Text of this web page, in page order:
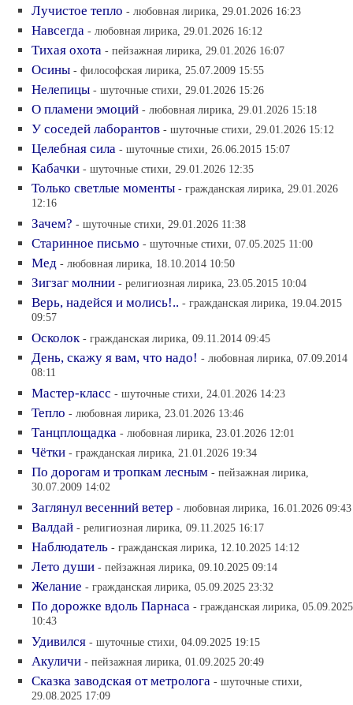
Лучистое тепло - любовная лирика, 29.01.2026 16:23
Навсегда - любовная лирика, 29.01.2026 16:12
Тихая охота - пейзажная лирика, 29.01.2026 16:07
Осины - философская лирика, 25.07.2009 15:55
Нелепицы - шуточные стихи, 29.01.2026 15:26
О пламени эмоций - любовная лирика, 29.01.2026 15:18
У соседей лаборантов - шуточные стихи, 29.01.2026 15:12
Целебная сила - шуточные стихи, 26.06.2015 15:07
Кабачки - шуточные стихи, 29.01.2026 12:35
Только светлые моменты - гражданская лирика, 29.01.2026
12:16
Зачем? - шуточные стихи, 29.01.2026 11:38
Старинное письмо - шуточные стихи, 07.05.2025 11:00
Мед - любовная лирика, 18.10.2014 10:50
Зигзаг молнии - религиозная лирика, 23.05.2015 10:04
Верь, надейся и молись!.. - гражданская лирика, 19.04.2015
09:57
Осколок - гражданская лирика, 09.11.2014 09:45
День, скажу я вам, что надо! - любовная лирика, 07.09.2014
08:11
Мастер-класс - шуточные стихи, 24.01.2026 14:23
Тепло - любовная лирика, 23.01.2026 13:46
Танцплощадка - любовная лирика, 23.01.2026 12:01
Чётки - гражданская лирика, 21.01.2026 19:34
По дорогам и тропкам лесным - пейзажная лирика,
30.07.2009 14:02
Заглянул весенний ветер - любовная лирика, 16.01.2026 09:43
Валдай - религиозная лирика, 09.11.2025 16:17
Наблюдатель - гражданская лирика, 12.10.2025 14:12
Лето души - пейзажная лирика, 09.10.2025 09:14
Желание - гражданская лирика, 05.09.2025 23:32
По дорожке вдоль Парнаса - гражданская лирика, 05.09.2025
10:43
Удивился - шуточные стихи, 04.09.2025 19:15
Акуличи - пейзажная лирика, 01.09.2025 20:49
Сказка заводская от метролога - шуточные стихи,
29.08.2025 17:09